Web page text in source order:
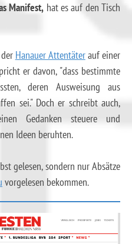
Manifest, hat es auf den Tisch
Hanauer Attentäterauf einer
er davon, "dass bestimmte
deren Ausweisung aus
sei." Doch er schreibt auch,
Gedanken steuere und
Ideen beruhten.
gelesen, sondern nur Absätze
vorgelesen bekommen.